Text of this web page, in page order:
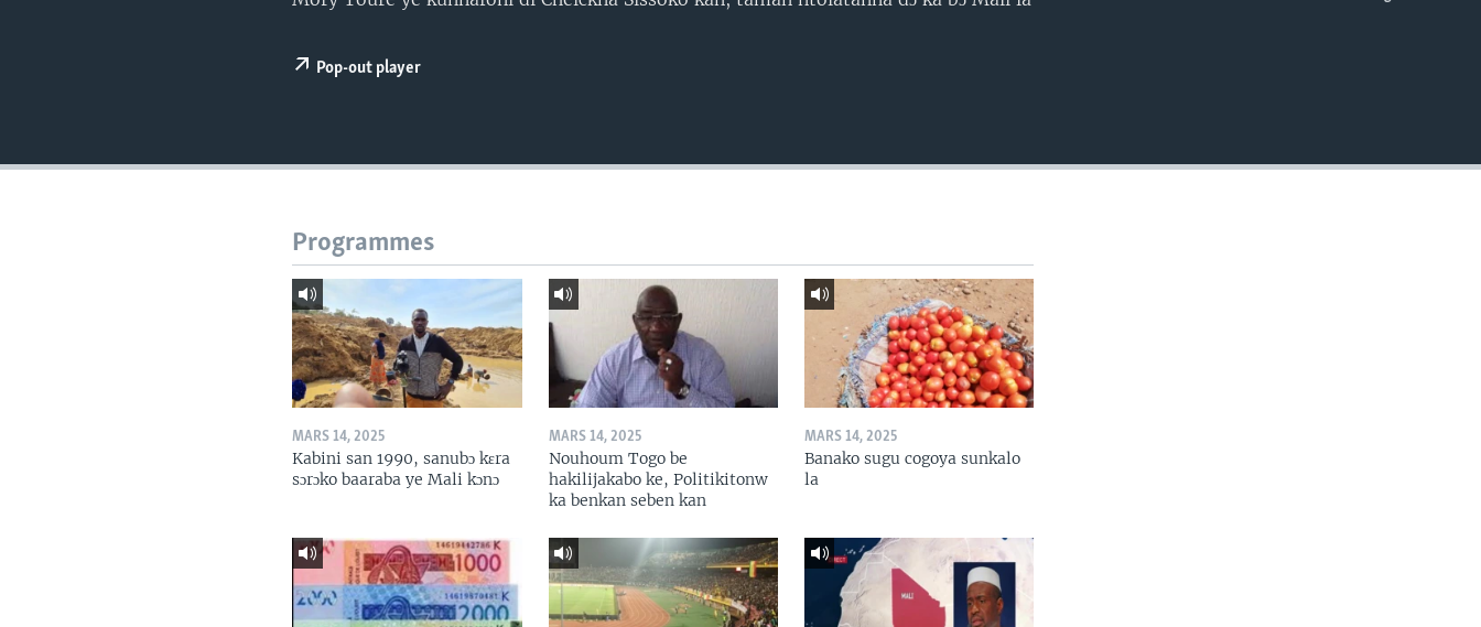
Pop-out player
Programmes
MARS 14, 2025
Kabini san 1990, sanubɔ kɛra
sɔrɔko baaraba ye Mali kɔnɔ
MARS 14, 2025
Nouhoum Togo be
hakilijakabo ke, Politikitonw
ka benkan seben kan
MARS 14, 2025
Banako sugu cogoya sunkalo
la